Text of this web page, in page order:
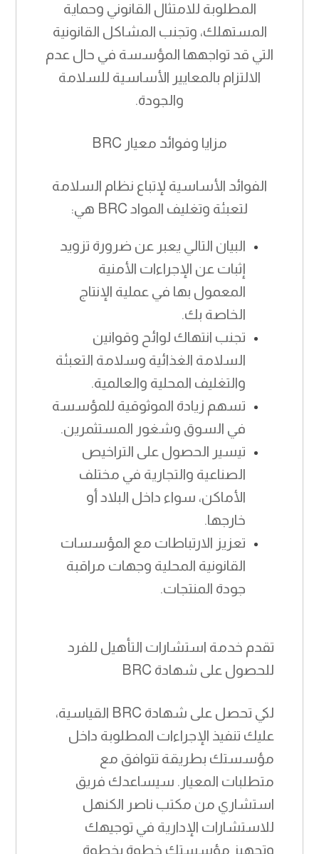
المطلوبة للامتثال القانوني وحماية
المستهلك، وتجنب المشاكل القانونية
التي قد تواجهها المؤسسة في حال عدم
الالتزام بالمعايير الأساسية للسلامة
والجودة.
مزايا وفوائد معيار BRC
الفوائد الأساسية لإتباع نظام السلامة
لتعبئة وتغليف المواد BRC هي:
البيان التالي يعبر عن ضرورة تزويد
إثبات عن الإجراءات الأمنية
المعمول بها في عملية الإنتاج
الخاصة بك.
تجنب انتهاك لوائح وقوانين
السلامة الغذائية وسلامة التعبئة
والتغليف المحلية والعالمية.
تسهم زيادة الموثوقية للمؤسسة
في السوق وشغور المستثمرين.
تيسير الحصول على التراخيص
الصناعية والتجارية في مختلف
الأماكن، سواء داخل البلاد أو
خارجها.
تعزيز الارتباطات مع المؤسسات
القانونية المحلية وجهات مراقبة
جودة المنتجات.
تقدم خدمة استشارات التأهيل للفرد
للحصول على شهادة BRC
لكي تحصل على شهادة BRC القياسية،
عليك تنفيذ الإجراءات المطلوبة داخل
مؤسستك بطريقة تتوافق مع
متطلبات المعيار. سيساعدك فريق
استشاري من مكتب ناصر الكنهل
للاستشارات الإدارية في توجيهك
وتجهيز مؤسستك خطوة بخطوة